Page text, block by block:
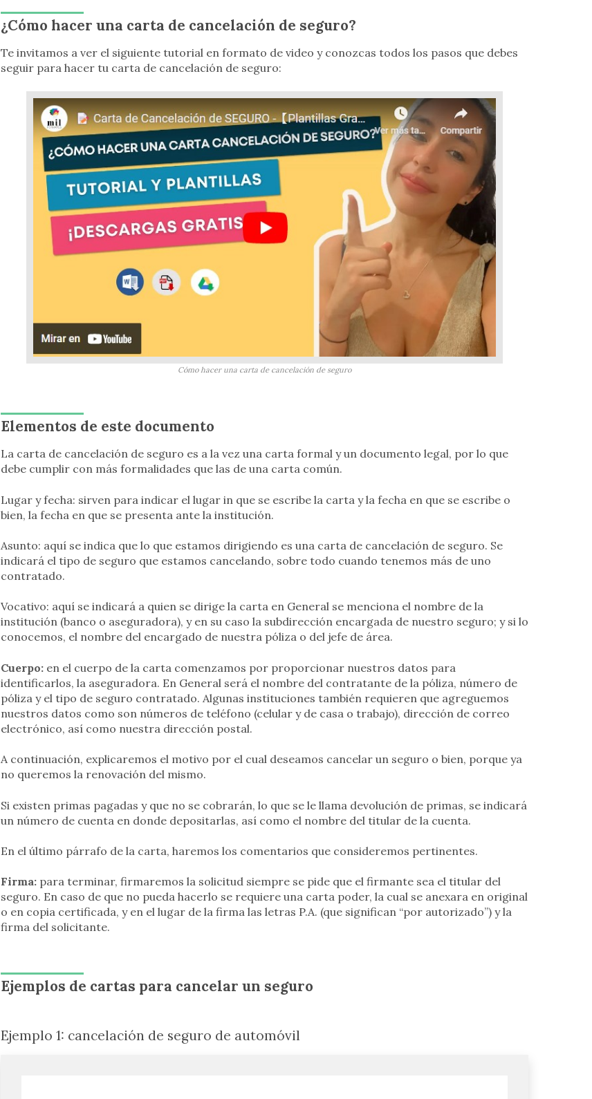
¿Cómo hacer una carta de cancelación de seguro?
Te invitamos a ver el siguiente tutorial en formato de video y conozcas todos los pasos que debes
seguir para hacer tu carta de cancelación de seguro:
Cómo hacer una carta de cancelación de seguro
Elementos de este documento
La carta de cancelación de seguro es a la vez una carta formal y un documento legal, por lo que
debe cumplir con más formalidades que las de una carta común.
Lugar y fecha: sirven para indicar el lugar in que se escribe la carta y la fecha en que se escribe o
bien, la fecha en que se presenta ante la institución.
Asunto: aquí se indica que lo que estamos dirigiendo es una carta de cancelación de seguro. Se
indicará el tipo de seguro que estamos cancelando, sobre todo cuando tenemos más de uno
contratado.
Vocativo: aquí se indicará a quien se dirige la carta en General se menciona el nombre de la
institución (banco o aseguradora), y en su caso la subdirección encargada de nuestro seguro; y si lo
conocemos, el nombre del encargado de nuestra póliza o del jefe de área.
Cuerpo:en el cuerpo de la carta comenzamos por proporcionar nuestros datos para
identificarlos, la aseguradora. En General será el nombre del contratante de la póliza, número de
póliza y el tipo de seguro contratado. Algunas instituciones también requieren que agreguemos
nuestros datos como son números de teléfono (celular y de casa o trabajo), dirección de correo
electrónico, así como nuestra dirección postal.
A continuación, explicaremos el motivo por el cual deseamos cancelar un seguro o bien, porque ya
no queremos la renovación del mismo.
Si existen primas pagadas y que no se cobrarán, lo que se le llama devolución de primas, se indicará
un número de cuenta en donde depositarlas, así como el nombre del titular de la cuenta.
En el último párrafo de la carta, haremos los comentarios que consideremos pertinentes.
Firma:para terminar, firmaremos la solicitud siempre se pide que el firmante sea el titular del
seguro. En caso de que no pueda hacerlo se requiere una carta poder, la cual se anexara en original
o en copia certificada, y en el lugar de la firma las letras P.A. (que significan “por autorizado”) y la
firma del solicitante.
Ejemplos de cartas para cancelar un seguro
Ejemplo 1: cancelación de seguro de automóvil